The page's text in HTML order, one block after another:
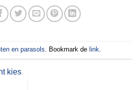
en parasols . Bookmark de link
kies